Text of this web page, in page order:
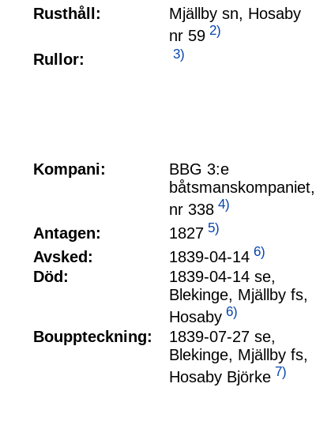
Rusthåll:
Mjällby sn, Hosaby
nr 59 2)
Rullor: 3)
Kompani:
BBG 3:e
båtsmanskompaniet,
nr 338 4)
Antagen: 1827 5)
Avsked: 1839-04-14 6)
Död:
1839-04-14 se,
Blekinge, Mjällby fs,
Hosaby 6)
Bouppteckning:
1839-07-27 se,
Blekinge, Mjällby fs,
Hosaby Björke 7)